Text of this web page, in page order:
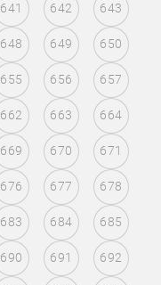
641 642 643
648 649 650
655 656 657
662 663 664
669 670 671
676 677 678
683 684 685
690 691 692